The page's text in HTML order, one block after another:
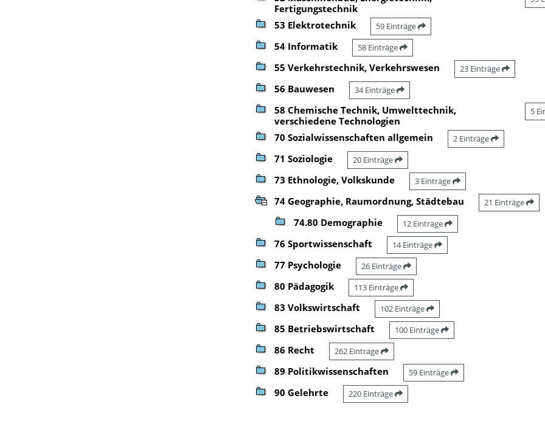
Fertigungstechnik
53 Elektrotechnik 59 Einträge
54 Informatik 58 Einträge
55 Verkehrstechnik, Verkehrswesen 23 Einträge
56 Bauwesen 34 Einträge
58 Chemische Technik, Umwelttechnik,
verschiedene Technologien
5
70 Sozialwissenschaften allgemein 2 Einträge
71 Soziologie 20 Einträge
73 Ethnologie, Volkskunde 3 Einträge
74 Geographie, Raumordnung, Städtebau 21 Einträge
74.80 Demographie 12 Einträge
76 Sportwissenschaft 14 Einträge
77 Psychologie 26 Einträge
80 Pädagogik 113 Einträge
83 Volkswirtschaft 102 Einträge
85 Betriebswirtschaft 100 Einträge
86 Recht 262 Einträge
89 Politikwissenschaften 59 Einträge
90 Gelehrte 220 Einträge